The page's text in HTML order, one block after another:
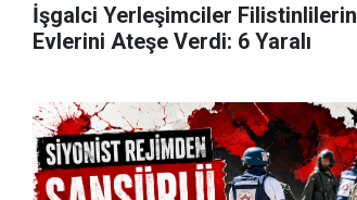
İşgalci Yerleşimciler Filistinlilerin
Evlerini Ateşe Verdi: 6 Yaralı